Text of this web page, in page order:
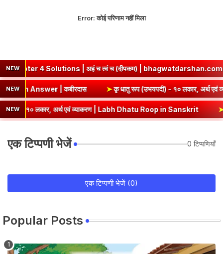
Error:कोई परिणाम नहीं मिला
NEW
Solutions | अहं च त्वं च (दीपकम) | bhagwatdarshan.com ➤
NEW& Question Answer | कबीरदास ➤कृ धातु रूप (उभयपदी) - १०
NEW
लकार, अर्थ एवं व्याकरण | Labh Dhatu Roop in Sanskrit ➤सेव् धातु
एक टिप्पणी भेजें 0 टिप्पणियाँ
एक टिप्पणी भेजें (0)
Popular Posts